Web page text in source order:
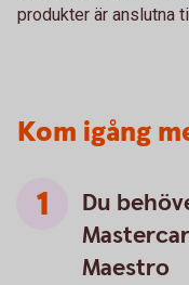
produkter är anslutna
Kom igång
Du
Maestro